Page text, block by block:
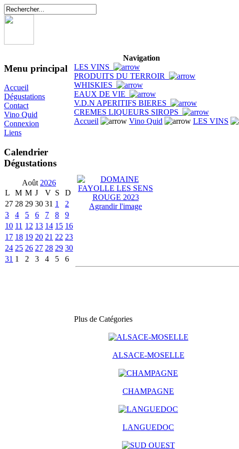
Menu principal
Accueil
Dégustations
Contact
Vino Quid
Connexion
Liens
Calendrier
Dégustations
Août 2026
L
M M J V S
D
27 28 29 30 31 1
2
3
4 5 6 7 8
9
10 11 12 13 14 15 16
17 18 19 20 21 22 23
24 25 26 27 28 29 30
31 1 2 3 4 5 6
Navigation
LES VINS
PRODUITS DU TERROIR
WHISKIES
EAUX DE VIE
V.D.N APERITIFS BIERES
CREMES LIQUEURS SIROPS
Accueil
Vino Quid LES VINS
Agrandir l'image
Plus de Catégories
ALSACE-MOSELLE
CHAMPAGNE
LANGUEDOC